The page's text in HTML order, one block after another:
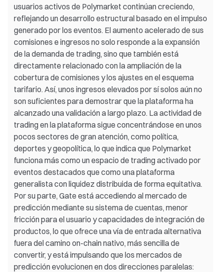
usuarios activos de Polymarket continúan creciendo,
reflejando un desarrollo estructural basado en el impulso
generado por los eventos. El aumento acelerado de sus
comisiones e ingresos no solo responde a la expansión
de la demanda de trading, sino que también está
directamente relacionado con la ampliación de la
cobertura de comisiones y los ajustes en el esquema
tarifario. Así, unos ingresos elevados por sí solos aún no
son suficientes para demostrar que la plataforma ha
alcanzado una validación a largo plazo. La actividad de
trading en la plataforma sigue concentrándose en unos
pocos sectores de gran atención, como política,
deportes y geopolítica, lo que indica que Polymarket
funciona más como un espacio de trading activado por
eventos destacados que como una plataforma
generalista con liquidez distribuida de forma equitativa.
Por su parte, Gate está accediendo al mercado de
predicción mediante su sistema de cuentas, menor
fricción para el usuario y capacidades de integración de
productos, lo que ofrece una vía de entrada alternativa
fuera del camino on-chain nativo, más sencilla de
convertir, y está impulsando que los mercados de
predicción evolucionen en dos direcciones paralelas: